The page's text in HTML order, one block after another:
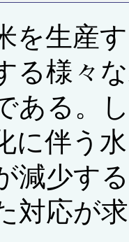
を生産
る様々
ある。
に伴う
減少す
対応が